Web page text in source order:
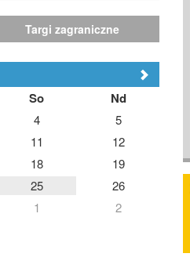
Targi zagraniczne
So Nd
4
5
11
12
18
19
25
26
1 2